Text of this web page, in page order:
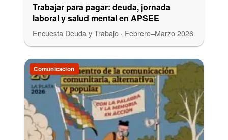
Trabajar para pagar: deuda, jornada
laboral y salud mental en APSEE
Encuesta Deuda y Trabajo · Febrero–Marzo 2026
Comunicacion